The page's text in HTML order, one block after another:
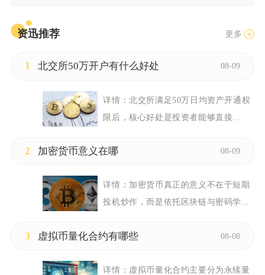
资迅推荐 更多
1 北交所50万开户有什么好处 08-09
详情：北交所满足50万日均资产开通权
限后，核心好处是投资者能够直接...
2 加密货币意义在哪 08-09
详情： 加密货币真正的意义不在于短期
投机炒作，而是依托区块链与密码学...
3 虚拟币量化合约有哪些 08-08
详情： 虚拟币量化合约主要分为永续量